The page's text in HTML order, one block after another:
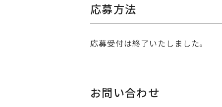
応募方法
応募受付は終了いたしました。
お問い合わせ